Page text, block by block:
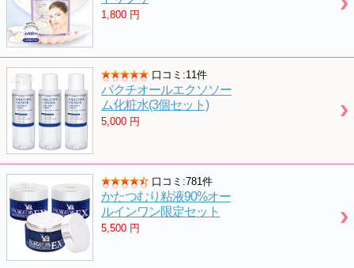
1,800 円
口コミ:11件
バクチオールエクソソー
ム化粧水(3個セット)
5,000 円
口コミ:781件
かたつむり粘液90%オー
ルインワン限定セット
5,500 円